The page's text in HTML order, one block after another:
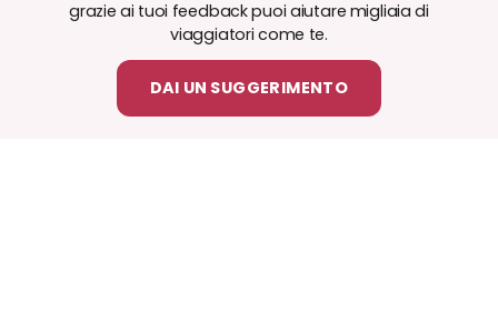
grazie ai tuoi feedback puoi aiutare migliaia di
viaggiatori come te.
DAI UN SUGGERIMENTO